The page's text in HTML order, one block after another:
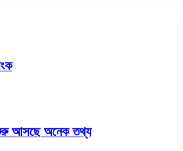
আসছে অনেক তথ্য